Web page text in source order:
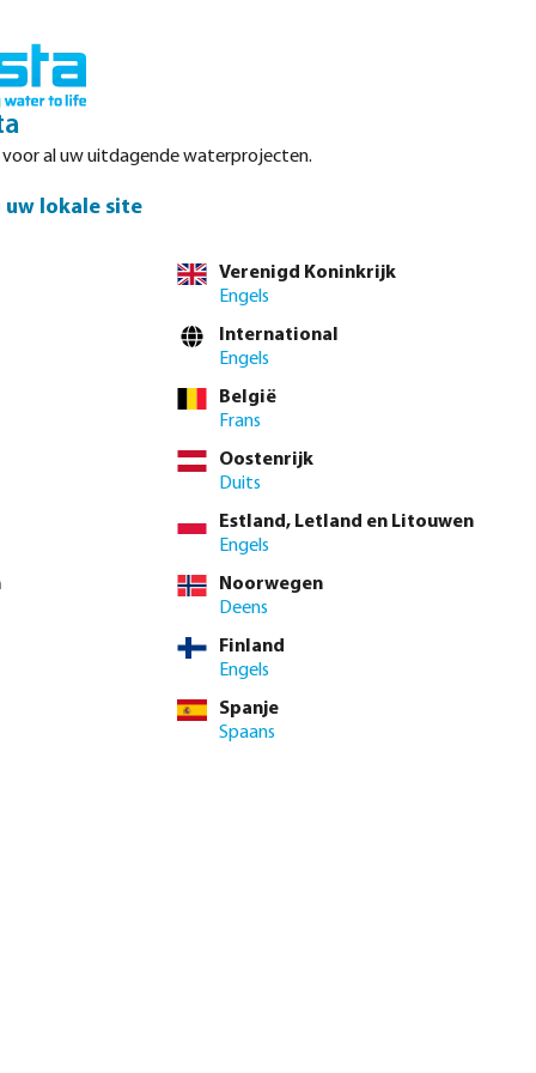
direct via de
200 mm 225 mm
(Deze optie is momenteel niet
neem contact op met de verkoopafdeling voor aangepaste
levertijd: 1-2 werkdag(en)
hoeveelheid in of gebruik de knoppen om de
voor al uw uitdagende waterprojecten.
uw lokale site
Verenigd Koninkrijk
Engels
International
Engels
België
Frans
Oostenrijk
Duits
Estland, Letland en Litouwen
Engels
Noorwegen
Deens
Finland
Engels
Spanje
Spaans